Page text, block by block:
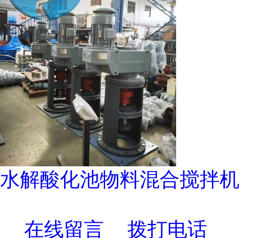
水解酸化池物料混合搅拌机
在线留言 拨打电话